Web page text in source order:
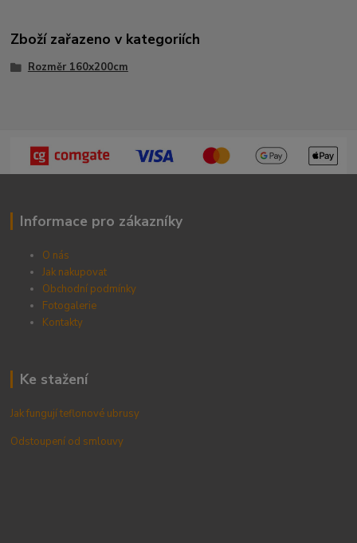
Zboží zařazeno v kategoriích
Rozměr 160x200cm
Informace pro zákazníky
O nás
Jak nakupovat
Obchodní podmínky
Fotogalerie
Kontakty
Ke stažení
Jak fungují teflonové ubrusy
Odstoupení od smlouvy